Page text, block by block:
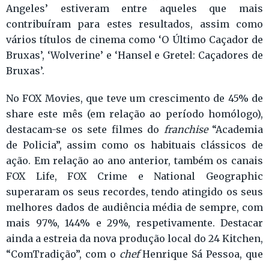
Angeles’ estiveram entre aqueles que mais
contribuíram para estes resultados, assim como
vários títulos de cinema como ‘O Último Caçador de
Bruxas’, ‘Wolverine’ e ‘Hansel e Gretel: Caçadores de
Bruxas’.
No FOX Movies, que teve um crescimento de 45% de
share este mês (em relação ao período homólogo),
destacam-se os sete filmes do franchise “Academia
de Policia”, assim como os habituais clássicos de
ação. Em relação ao ano anterior, também os canais
FOX Life, FOX Crime e National Geographic
superaram os seus recordes, tendo atingido os seus
melhores dados de audiência média de sempre, com
mais 97%, 144% e 29%, respetivamente. Destacar
ainda a estreia da nova produção local do 24 Kitchen,
“ComTradição”, com o chefHenrique Sá Pessoa, que